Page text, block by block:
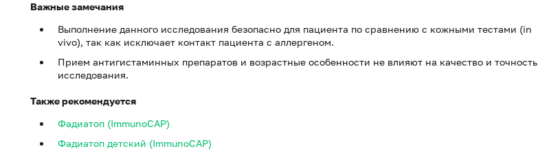
Важные замечания
Выполнение данного исследования безопасно для пациента по сравнению с кожными тестами (in
vivo), так как исключает контакт пациента с аллергеном.
Прием антигистаминных препаратов и возрастные особенности не влияют на качество и точность
исследования.
Также рекомендуется
Фадиатоп (ImmunoCAP)
Фадиатоп детский (ImmunoCAP)